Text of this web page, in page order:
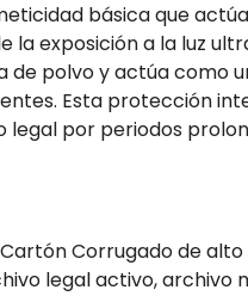
básica que
exposición a la luz
de polvo y actúa como
Esta protección
por periodos
Corrugado de
legal activo, archivo